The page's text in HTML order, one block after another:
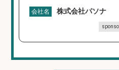
会社名 株式会社パソナ